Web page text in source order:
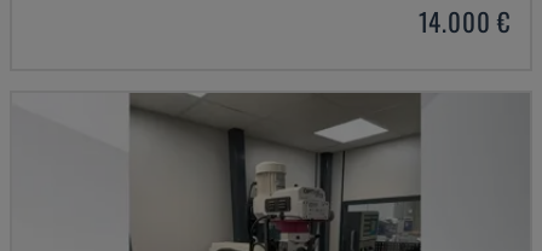
14.000 €